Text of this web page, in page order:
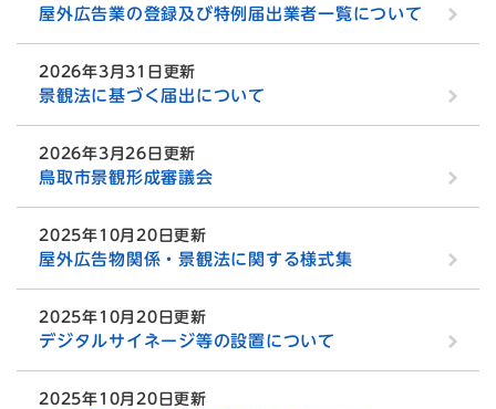
屋外広告業の登録及び特例届出業者一覧について
2026年3月31日更新
景観法に基づく届出について
2026年3月26日更新
鳥取市景観形成審議会
2025年10月20日更新
屋外広告物関係・景観法に関する様式集
2025年10月20日更新
デジタルサイネージ等の設置について
2025年10月20日更新